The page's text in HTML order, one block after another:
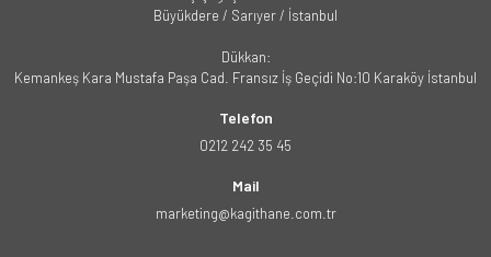
Büyükdere / Sarıyer / İstanbul
Dükkan:
Kemankeş Kara Mustafa Paşa Cad. Fransız İş Geçidi No:10 Karaköy İstanbul
Telefon
0212 242 35 45
Mail
marketing@kagithane.com.tr